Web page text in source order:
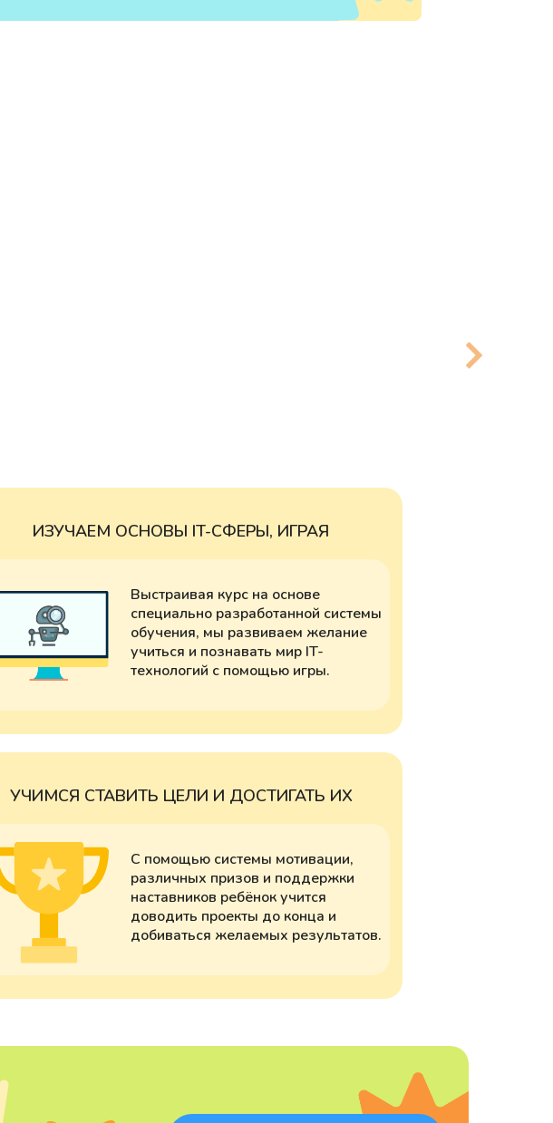
Выстраивая курс на основе
специально разработанной системы
обучения, мы развиваем желание
учиться и познавать мир IT-
технологий с помощью игры.
ИЗУЧАЕМ ОСНОВЫ IT-СФЕРЫ, ИГРАЯ
С помощью системы мотивации,
различных призов и поддержки
наставников ребёнок учится
доводить проекты до конца и
добиваться желаемых результатов.
УЧИМСЯ СТАВИТЬ ЦЕЛИ И ДОСТИГАТЬ ИХ